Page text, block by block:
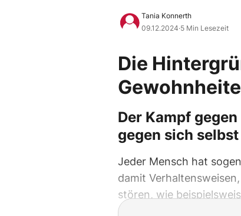
Tania Konnerth
09.12.2024·5 Min Lesezeit
Die
Der Kampf
gegen sich selbst
Jeder Mensch hat
damit
stören, wie